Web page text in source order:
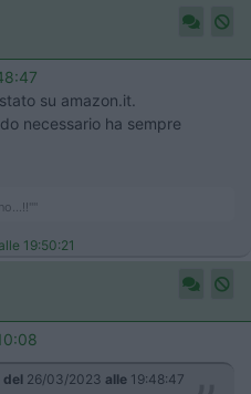
su amazon.it.
necessario ha sempre
19:50:21
del 26/03/2023 alle 19:48:47